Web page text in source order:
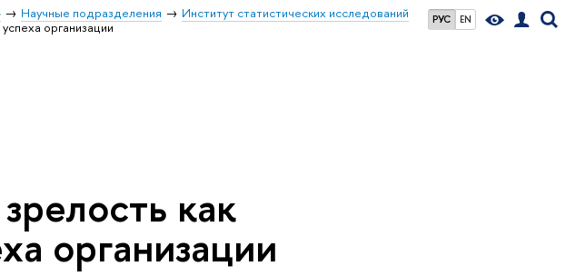
РУС EN
Научные подразделения
Институт статистических исследований
организации
как
организации